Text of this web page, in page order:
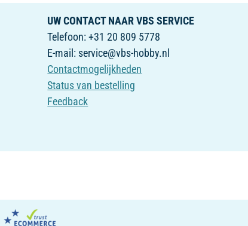
UW CONTACT NAAR VBS SERVICE
Telefoon: +31 20 809 5778
E-mail: service@vbs-hobby.nl
Contactmogelijkheden
Status van bestelling
Feedback